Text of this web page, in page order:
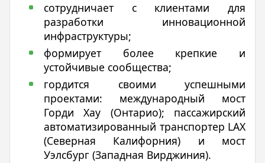
сотрудничает с клиентами для
разработки инновационной
инфраструктуры;
формирует более крепкие и
устойчивые сообщества;
гордится своими успешными
проектами: международный мост
Горди Хау (Онтарио); пассажирский
автоматизированный транспортер LAX
(Северная Калифорния) и мост
Уэлсбург (Западная Вирджиния).